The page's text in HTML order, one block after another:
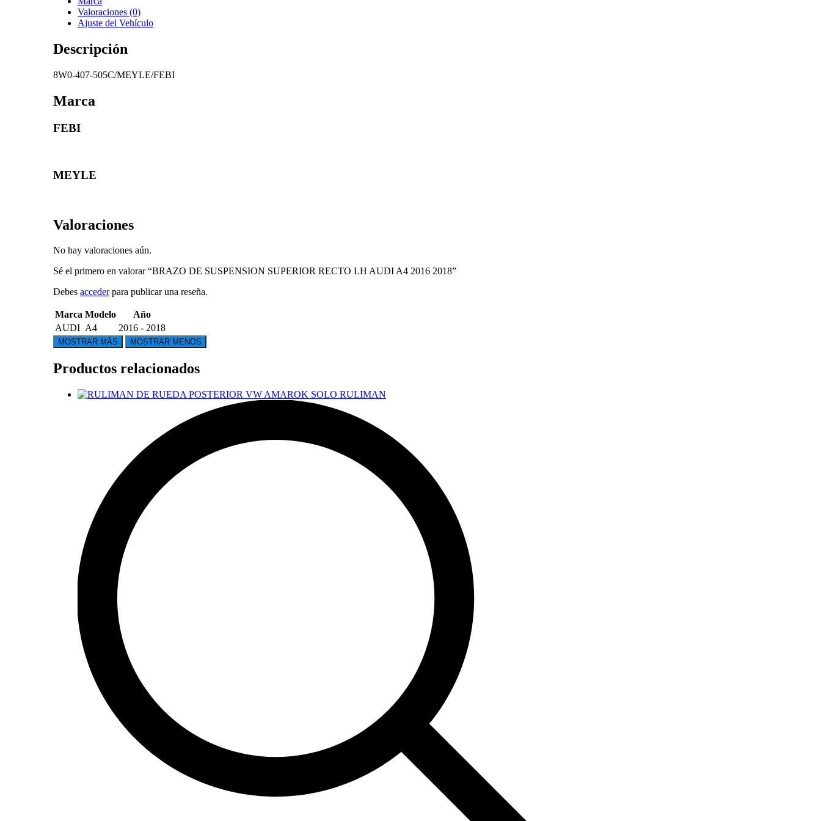
Valoraciones (0)
Ajuste del Vehículo
Descripción
8W0-407-505C/MEYLE/FEBI
Marca
FEBI
MEYLE
Valoraciones
No hay valoraciones aún.
Sé el primero en valorar “BRAZO DE SUSPENSION SUPERIOR RECTO LH AUDI A4 2016 2018”
Debes accederpara publicar una reseña.
Marca Modelo
Año
AUDI A4 2016 - 2018
Productos relacionados